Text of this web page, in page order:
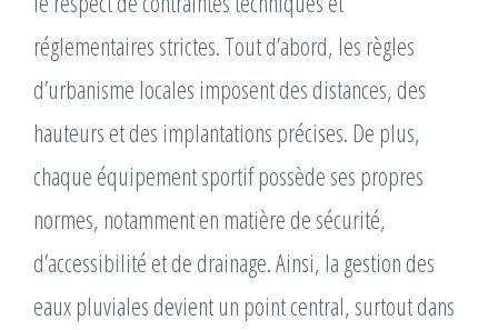
réglementaires strictes. Tout d’abord, les règles
d’urbanisme locales imposent des distances, des
hauteurs et des implantations précises. De plus,
chaque équipement sportif possède ses propres
normes, notamment en matière de sécurité,
d’accessibilité et de drainage. Ainsi, la gestion des
eaux pluviales devient un point central, surtout dans